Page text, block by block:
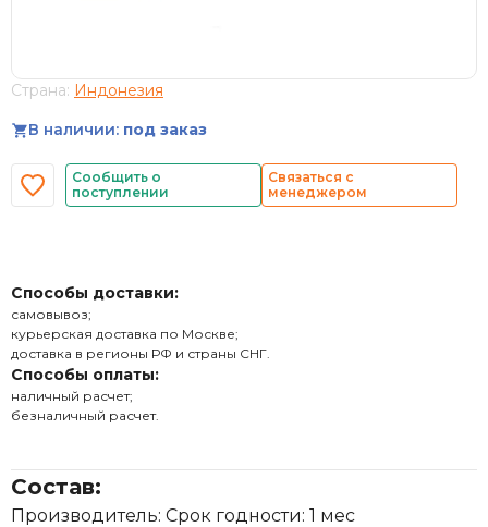
Страна: Индонезия
В наличии: под заказ
Сообщить о
поступлении
Связаться с
менеджером
Способы доставки:
самовывоз;
курьерская доставка по Москве;
доставка в регионы РФ и страны СНГ.
Способы оплаты:
наличный расчет;
безналичный расчет.
Состав:
Производитель: Срок годности: 1 мес